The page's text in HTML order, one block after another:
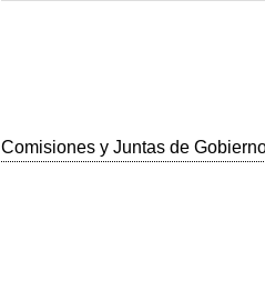
Comisiones y Juntas de